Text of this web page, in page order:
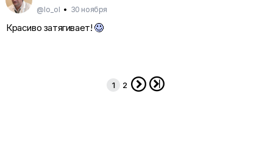
@lo_ol • 30 ноября
Красиво затягивает!
1 2  